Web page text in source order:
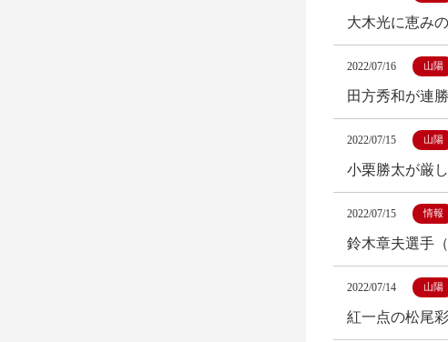
大木光に恵み
2022/07/16 山陽
田方秀和が連
2022/07/15 山陽
小栗勝太が厳
2022/07/15 情報
鈴木章夫選手
2022/07/14 山陽
紅一点の松尾